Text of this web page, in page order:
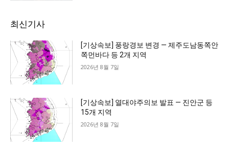
최신기사
[기상속보] 풍랑경보 변경 — 제주도남동쪽안
쪽먼바다 등 2개 지역
2026년 8월 7일
[기상속보] 열대야주의보 발표 — 진안군 등
15개 지역
2026년 8월 7일